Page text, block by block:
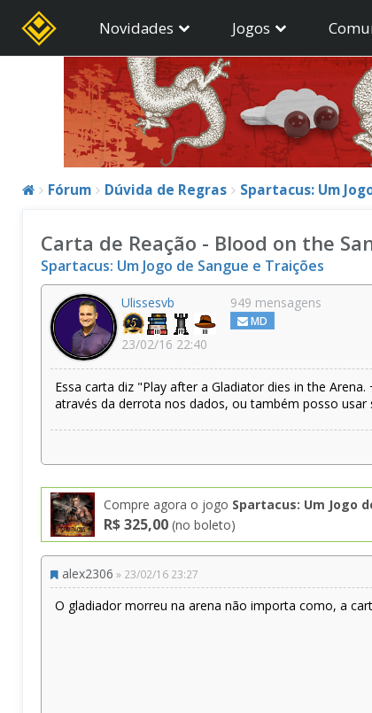
Novidades Jogos
Fórum Dúvida de Regras Spartacus: Um
Carta de Reação - Blood on the
Spartacus: Um Jogo de Sangue e Traições
Ulissesvb
23/02/16 22:40
949 mensagens
MD
Essa carta diz "Play after a Gladiator dies in the
através da derrota nos dados, ou também posso
Compre agora o jogo Spartacus: Um Jogo
R$ 325,00 (no boleto)
alex2306 » 23/02/16 23:27
O gladiador morreu na arena não importa como, a